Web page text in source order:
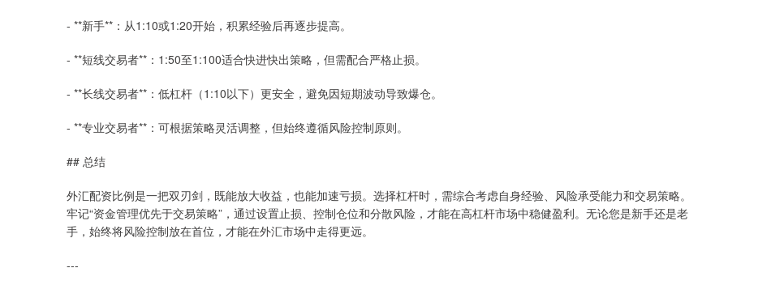
- **新手**：从1:10或1:20开始，积累经验后再逐步提高。
- **短线交易者**：1:50至1:100适合快进快出策略，但需配合严格止损。
- **长线交易者**：低杠杆（1:10以下）更安全，避免因短期波动导致爆仓。
- **专业交易者**：可根据策略灵活调整，但始终遵循风险控制原则。
## 总结
外汇配资比例是一把双刃剑，既能放大收益，也能加速亏损。选择杠杆时，需综合考虑自身经验、风险承受能力和交易策略。
牢记“资金管理优先于交易策略”，通过设置止损、控制仓位和分散风险，才能在高杠杆市场中稳健盈利。无论您是新手还是老
手，始终将风险控制放在首位，才能在外汇市场中走得更远。
---